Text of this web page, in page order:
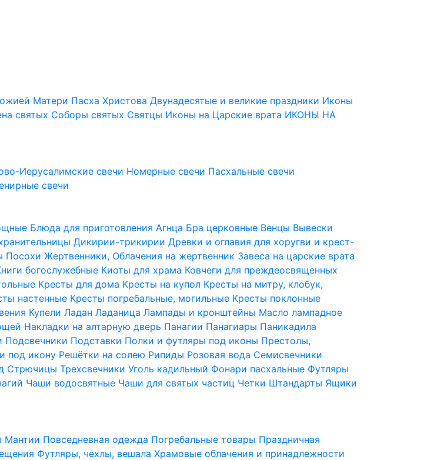
Матери Пасха ХристоваДвунадесятые и великие праздники Иконы
святых Соборы святых Святцы Иконы на Царские врата ИКОНЫ НА
Иерусалимские свечи Номерные свечи Пасхальные свечи
свечи
Блюда для приготовления Агнца Бра церковные Венцы Вывески
Дикирии-трикирииДревки и оглавия для хоругви и крест-
ПосохиЖертвенники, Облачения на жертвенник Завеса на царские врата
богослужебные Киоты для храма Ковчеги для преждеосвященных
Кресты для дома Кресты на купол Кресты на митру, клобук,
настенные Кресты погребальные, могильные Кресты поклонные
КупелиЛаданЛаданицаЛампады и кронштейны Масло лампадное
Накладки на алтарную дверь Панагии Панагиары Паникадила
Подсвечники Подставки Полки и футляры под иконы Престолы,
под икону Решётки на солею Рипиды Розовая вода Семисвечники
СтрючицыТрехсвечникиУголь кадильный Фонари пасхальные Футляры
Чаши водосвятные Чаши для святых частиц Четки Штандарты Ящики
Мантии Повседневная одежда Погребальные товары Праздничная
Футляры, чехлы, вешалаХрамовые облачения и принадлежности